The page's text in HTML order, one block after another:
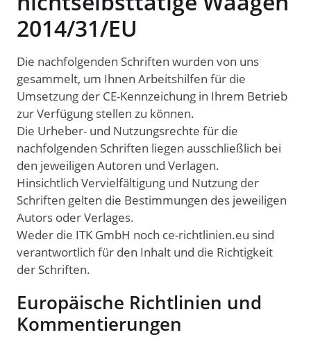
2014/31/EU
Die nachfolgenden Schriften wurden von uns
gesammelt, um Ihnen Arbeitshilfen für die
Umsetzung der CE-Kennzeichung in Ihrem Betrieb
zur Verfügung stellen zu können.
Die Urheber- und Nutzungsrechte für die
nachfolgenden Schriften liegen ausschließlich bei
den jeweiligen Autoren und Verlagen.
Hinsichtlich Vervielfältigung und Nutzung der
Schriften gelten die Bestimmungen des jeweiligen
Autors oder Verlages.
Weder die ITK GmbH noch ce-richtlinien.eu sind
verantwortlich für den Inhalt und die Richtigkeit
der Schriften.
Europäische Richtlinien und
Kommentierungen